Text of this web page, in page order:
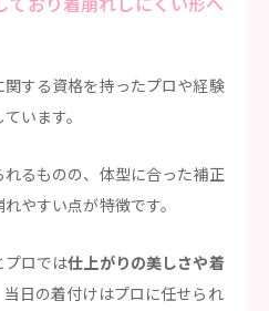
する資格を持ったプロや経験
います。
るものの、体型に合った補正
やすい点が特徴です。
プロでは仕上がりの美しさや着
当日の着付けはプロに任せられ